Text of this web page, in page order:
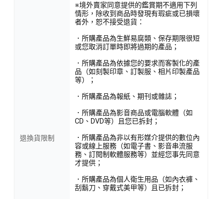
退換貨限制
※境外賣家同意提供的鑑賞期不適用下列
情形，除收到商品時發現有瑕疵或已損壞
者外，恕不接受退貨：
．所購產品為生鮮易腐類、保存期限很短
或您取消訂單時即將過期的產品；
．所購產品為依據您的要求而客製化的產
品（如刻製印章、訂製服、相片印製產品
等）；
．所購產品為報紙、期刊或雜誌；
．所購產品為影音商品或電腦軟體（如
CD、DVD等）且您已拆封；
．所購產品為非以有形媒介提供的數位內
容或線上服務（如電子書、影音串流服
務、訂閱制軟體服務等）並經您事先同意
才提供；
．所購產品為個人衛生用品（如內衣褲、
刮鬍刀、穿戴式美甲等）且已拆封；